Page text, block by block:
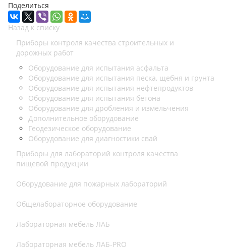
Поделиться
Назад к списку
Приборы контроля качества строительных и
дорожных работ
Оборудование для испытания асфальта
Оборудование для испытания песка, щебня и грунта
Оборудование для испытания нефтепродуктов
Оборудование для испытания бетона
Оборудование для дробления и измельчения
Дополнительное оборудование
Геодезическое оборудование
Оборудование для диагностики свай
Приборы для лабораторий контроля качества
пищевой продукции
Оборудование для пожарных лабораторий
Общелабораторное оборудование
Лабораторная мебель ЛАБ
Лабораторная мебель ЛАБ-PRO